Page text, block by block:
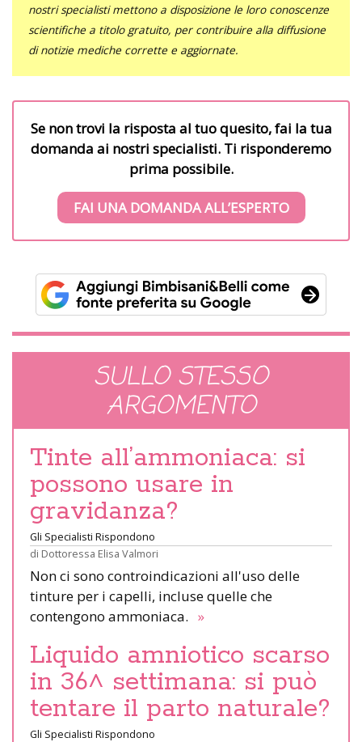
nostri specialisti mettono a disposizione le loro conoscenze
scientifiche a titolo gratuito, per contribuire alla diffusione
di notizie mediche corrette e aggiornate.
Se non trovi la risposta al tuo quesito, fai la tua
domanda ai nostri specialisti. Ti risponderemo
prima possibile.
FAI UNA DOMANDA ALL’ESPERTO
SULLO STESSO
ARGOMENTO
Tinte all’ammoniaca: si
possono usare in
gravidanza?
Gli Specialisti Rispondono
di Dottoressa Elisa Valmori
Non ci sono controindicazioni all'uso delle
tinture per i capelli, incluse quelle che
contengono ammoniaca. »
Liquido amniotico scarso
in 36^ settimana: si può
tentare il parto naturale?
Gli Specialisti Rispondono